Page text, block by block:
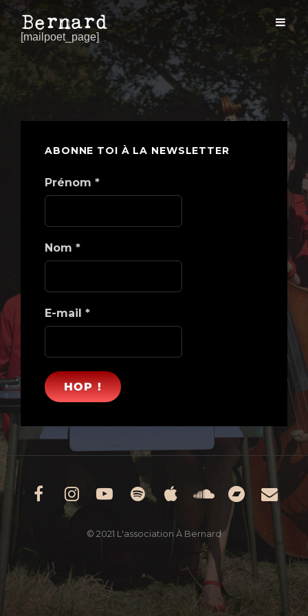
[mailpoet_page]
ABONNE TOI À LA NEWSLETTER
Prénom *
Nom *
E-mail *
Facebook
Instagram
Youtube
Spotify
Apple
© 2021 L'association À Bernard